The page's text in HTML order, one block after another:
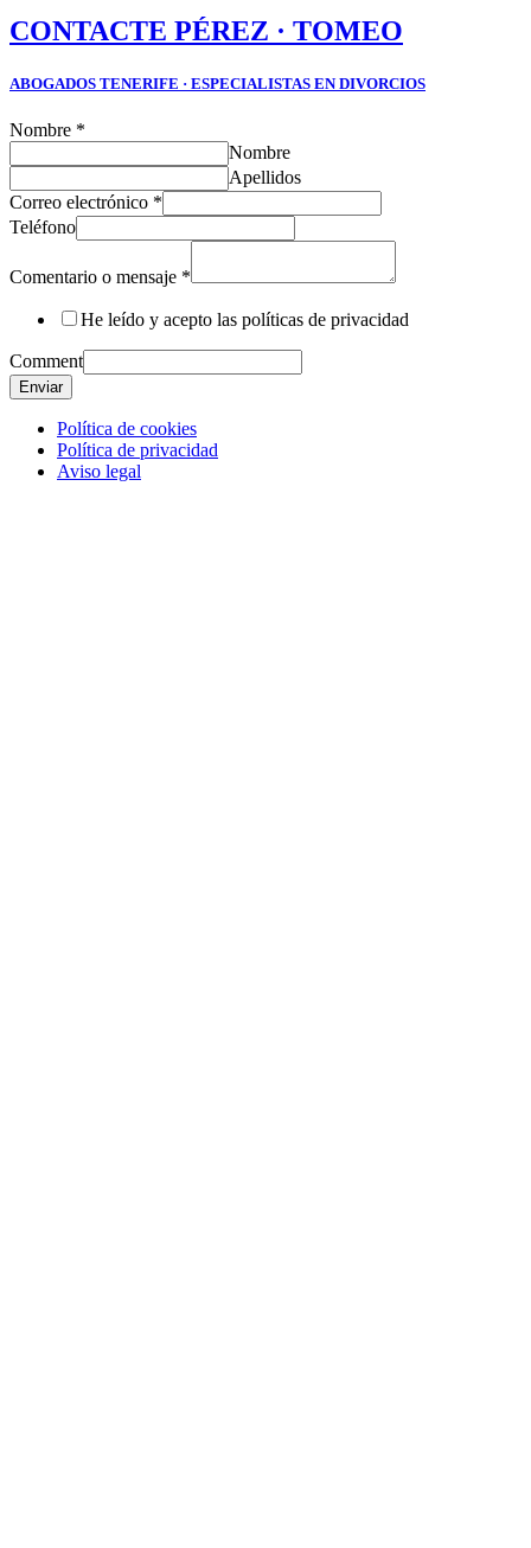
CONTACTE PÉREZ · TOMEO
ABOGADOS TENERIFE · ESPECIALISTAS EN DIVORCIOS
Nombre *
Nombre
Apellidos
Correo electrónico *
Teléfono
Comentario o mensaje *
He leído y acepto las políticas de privacidad
Comment
Enviar
Política de cookies
Política de privacidad
Aviso legal